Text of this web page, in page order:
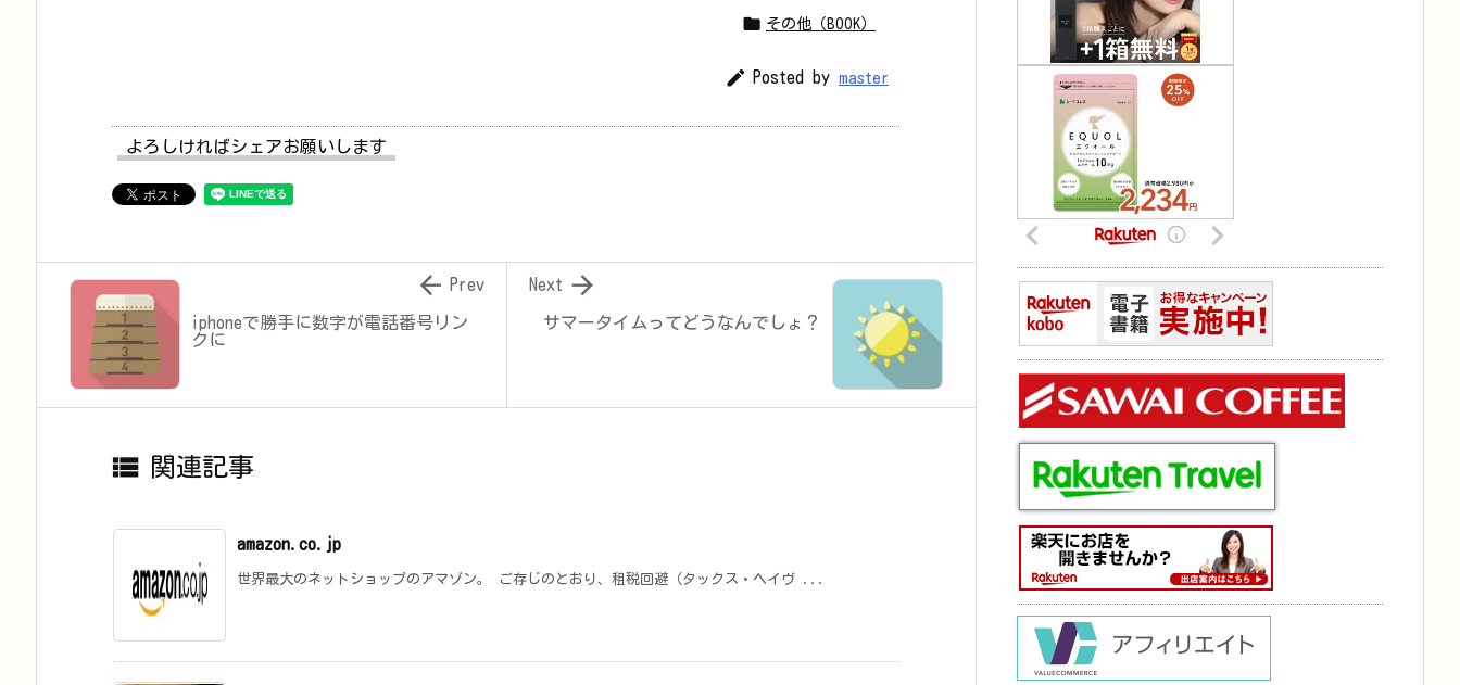
 その他（BOOK）
 Posted by master
よろしければシェアお願いします
サマータイムってどうなんでしょ？

Next
iphoneで勝手に数字が電話番号リン
クに
 Prev
 関連記事
amazon.co.jp
世界最大のネットショップのアマゾン。 ご存じのとおり、租税回避（タックス・ヘイヴ ...